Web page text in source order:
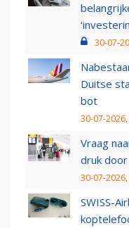
30-07-
Duitse
bot
30-07-
Vraag
druk
30-07-
SWISS-